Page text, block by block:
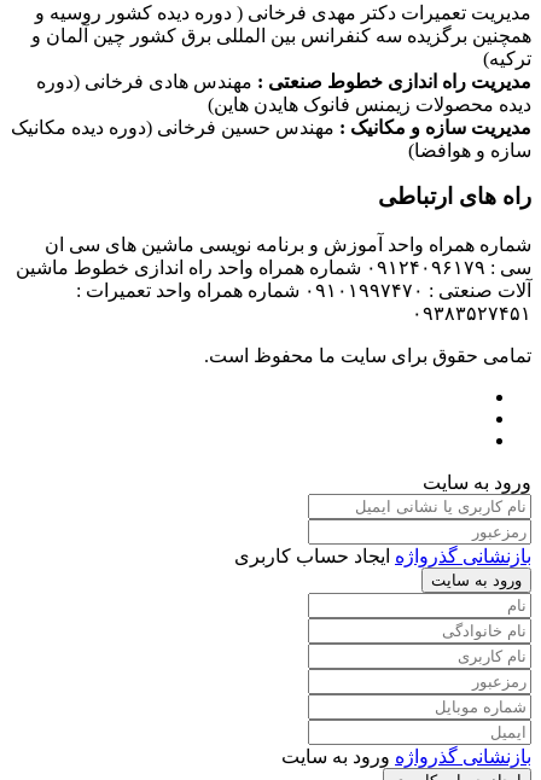
مدیریت تعمیرات دکتر مهدی فرخانی ( دوره دیده کشور روسیه و
همچنین برگزیده سه کنفرانس بین المللی برق کشور چین آلمان و
ترکیه)
مدیریت راه اندازی خطوط صنعتی : مهندس هادی فرخانی (دوره
دیده محصولات زیمنس فانوک هایدن هاین)
مدیریت سازه و مکانیک : مهندس حسین فرخانی (دوره دیده مکانیک
سازه و هوافضا)
راه های ارتباطی
شماره همراه واحد آموزش و برنامه نویسی ماشین های سی ان
سی : ۰۹۱۲۴۰۹۶۱۷۹ شماره همراه واحد راه اندازی خطوط ماشین
آلات صنعتی : ۰۹۱۰۱۹۹۷۴۷۰ شماره همراه واحد تعمیرات :
۰۹۳۸۳۵۲۷۴۵۱
تمامی حقوق برای سایت ما محفوظ است.
ورود به سایت
بازنشانی گذرواژه ایجاد حساب کاربری
ورود به سایت
بازنشانی گذرواژه ورود به سایت